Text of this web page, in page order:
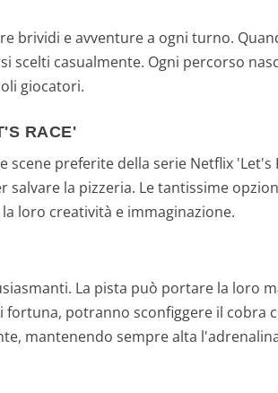
brividi e avventure a ogni turno.
scelti casualmente. Ogni percorso
giocatori.
RACE'
preferite della serie Netflix 'Let's
la pizzeria. Le tantissime
loro creatività e immaginazione.
La pista può portare la loro
potranno sconfiggere il cobra
mantenendo sempre alta